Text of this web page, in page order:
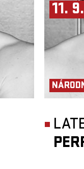
11. 9.